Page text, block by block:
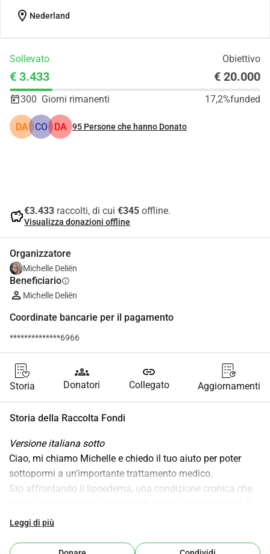
location_on Nederland
Sollevato Obiettivo
€ 3.433 € 20.000
300 Giorni rimanenti 17,2%funded
DA CO DA 95 Persone che hanno Donato
savings€3.433 raccolti, di cui €345 offline.
Visualizza donazioni offline
Organizzatore
Michelle Deliën
Beneficiarioinfo
Michelle Deliën
Coordinate bancarie per il pagamento
**************6966
Storia
groups
Donatori
link
Collegato Aggiornamenti
Storia della Raccolta Fondi
Versione italiana sotto
Ciao, mi chiamo Michelle e chiedo il tuo aiuto per poter
sottopormi a un'importante trattamento medico.
Sto affrontando il lipoedema, una condizione cronica che
tessuto adiposo si accumula non solo nelle mie gambe e
accumulo di grasso non può essere alleviato attraverso
Leggi di più